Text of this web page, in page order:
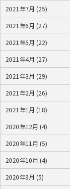
2021年7月 (25)
2021年6月 (27)
2021年5月 (22)
2021年4月 (27)
2021年3月 (29)
2021年2月 (26)
2021年1月 (18)
2020年12月 (4)
2020年11月 (5)
2020年10月 (4)
2020年9月 (5)